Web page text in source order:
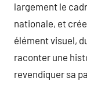
largement le
nationale, et
élément visuel,
raconter une
revendiquer sa